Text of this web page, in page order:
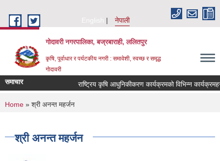
English
नेपाली
गोदावरी नगरपालिका, बज्रबाराही, ललितपुर
कृषि, पूर्वाधार र पर्यटकीय नगरी : समावेशी, स्वच्छ र समृद्ध
गोदावरी
समाचार
You are here
Home » श्री अनन्त महर्जन
श्री अनन्त महर्जन